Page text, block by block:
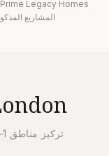
المشاريع
تركيز مناطق 1–3